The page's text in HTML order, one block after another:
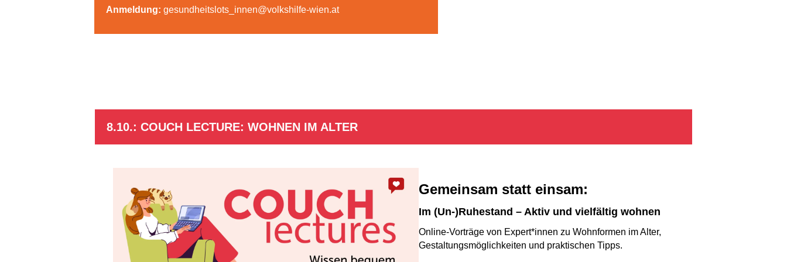
Anmeldung: gesundheitslots_innen@volkshilfe-wien.at
8.10.: COUCH LECTURE: WOHNEN IM ALTER
Gemeinsam statt einsam:
Im (Un-)Ruhestand – Aktiv und vielfältig wohnen
Online-Vorträge von Expert*innen zu Wohnformen im Alter,
Gestaltungsmöglichkeiten und praktischen Tipps.